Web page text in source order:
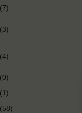
(7)
(3)
(4)
(0)
(1)
(58)